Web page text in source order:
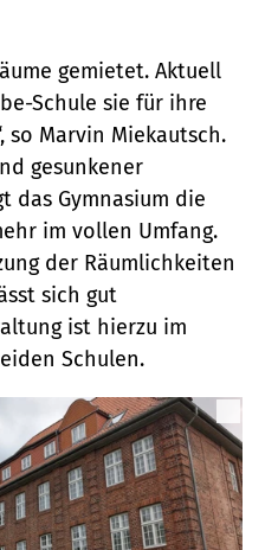
gemietet. Aktuell
Schule sie für ihre
so Marvin Miekautsch.
gesunkener
das Gymnasium die
im vollen Umfang.
der Räumlichkeiten
sich gut
ist hierzu im
Schulen.